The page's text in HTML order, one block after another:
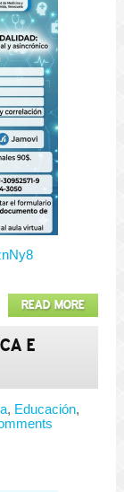
READ MORE
E
, Educación,